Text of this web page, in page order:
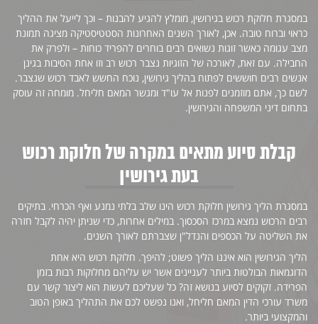
במסגרת חלוקת רכוש בגירושין, מומלץ להגיע להבנות – וכך לייעל את ההליך
כראוי וברוח טובה. אכן, לאורך השנים האחרונות הסטטיסטיקה מציגה תמונת
מצב עגומה כאשר זוגות נשואים רבים בוחרים להפריד כוחות – ולפרק את
החבילה. עם זאת, לאורכה של הזוגיות נצבר רכוש רב וזו אחת הסיבות בגינן
אנשים רבים חוששים לפתוח בהליך גירושין, נוכח החשש לאבד רכוש שנצבר.
לשם כך, אתם מוזמנים לפנות אל עו"ד ומגשר המאם חליחל. מומחה זה עוסק
בתחום דיני המשפחה והגירושין.
קבלת סיוע מתאים במקרה של חלוקת רכוש
בעת גירושין
במסגרת הליך גירושין חלוקת רכוש הינו שלב בלתי נמנע ואף הכרחי. בתיקים
רבים הרכוש נמצא במרכז הסכסוך. במילים אחרות, כדי שניתן יהיה לקבל חזרה
את השליטה על הכספים והנדל"ן שצברתם לאורך השנים.
הליך הגירושין הוא איננו הליך פשוט; להיפך. חלוקת רכוש היא אחת
הדוגמאות הבולטות ביותר לעניינים אשר יש עליהם מחלוקות רבות בזמן
הפרידה. זקוקים לסיוע בנושא זה? כל שעליכם לעשות הוא ליצור קשר עם
משרד עורכי הדין המאם חליחל, ואנו נפשט לכם את התהליך באופן הטוב
והמקצועי ביותר.